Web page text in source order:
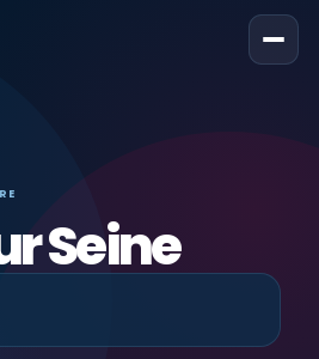
Seine